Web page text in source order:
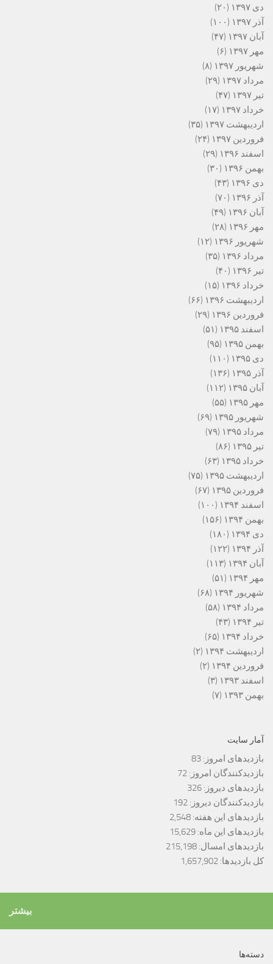
دی ۱۳۹۷
(۲۰)
آذر ۱۳۹۷
(۱۰۰)
آبان ۱۳۹۷
(۴۷)
مهر ۱۳۹۷
(۶)
شهریور ۱۳۹۷
(۸)
مرداد ۱۳۹۷
(۲۹)
تیر ۱۳۹۷
(۴۷)
خرداد ۱۳۹۷
(۱۷)
اردیبهشت ۱۳۹۷
(۳۵)
فروردین ۱۳۹۷
(۲۴)
اسفند ۱۳۹۶
(۲۹)
بهمن ۱۳۹۶
(۳۰)
دی ۱۳۹۶
(۴۳)
آذر ۱۳۹۶
(۷۰)
آبان ۱۳۹۶
(۴۹)
مهر ۱۳۹۶
(۲۸)
شهریور ۱۳۹۶
(۱۲)
مرداد ۱۳۹۶
(۳۵)
تیر ۱۳۹۶
(۴۰)
خرداد ۱۳۹۶
(۱۵)
اردیبهشت ۱۳۹۶
(۶۶)
فروردین ۱۳۹۶
(۲۹)
اسفند ۱۳۹۵
(۵۱)
بهمن ۱۳۹۵
(۹۵)
دی ۱۳۹۵
(۱۱۰)
آذر ۱۳۹۵
(۱۳۶)
آبان ۱۳۹۵
(۱۱۲)
مهر ۱۳۹۵
(۵۵)
شهریور ۱۳۹۵
(۶۹)
مرداد ۱۳۹۵
(۷۹)
تیر ۱۳۹۵
(۸۶)
خرداد ۱۳۹۵
(۶۳)
اردیبهشت ۱۳۹۵
(۷۵)
فروردین ۱۳۹۵
(۶۷)
اسفند ۱۳۹۴
(۱۰۰)
بهمن ۱۳۹۴
(۱۵۶)
دی ۱۳۹۴
(۱۸۰)
آذر ۱۳۹۴
(۱۲۲)
آبان ۱۳۹۴
(۱۱۳)
مهر ۱۳۹۴
(۵۱)
شهریور ۱۳۹۴
(۶۸)
مرداد ۱۳۹۴
(۵۸)
تیر ۱۳۹۴
(۴۳)
خرداد ۱۳۹۴
(۶۵)
اردیبهشت ۱۳۹۴
(۲)
فروردین ۱۳۹۴
(۲)
اسفند ۱۳۹۳
(۳)
بهمن ۱۳۹۳
(۷)
آمار سایت
بازدیدهای امروز: 83
بازدیدکنندگان امروز: 72
بازدیدهای دیروز: 326
بازدیدکنندگان دیروز: 192
بازدیدهای این هفته: 2,548
بازدیدهای این ماه: 15,629
بازدیدهای امسال: 215,198
کل بازدیدها: 1,657,902
بیشتر
دسته‌ها